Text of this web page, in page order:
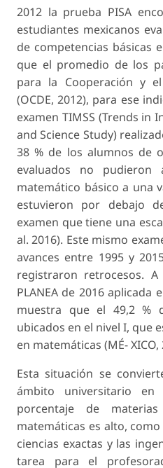
2012 la prueba PISA
estudiantes mexicanos
de competencias básicas
que el promedio de los
para la Cooperación y
(OCDE, 2012), para ese
examen TIMSS (Trends in
and Science Study)
38 % de los alumnos de
evaluados no pudieron
matemático básico a una
estuvieron por debajo
examen que tiene una
al. 2016). Este mismo
avances entre 1995 y
registraron retrocesos.
PLANEA de 2016
muestra que el 49,2 %
ubicados en el nivel I, que
en matemáticas (MÉ- XICO,
Esta situación se
ámbito universitario
porcentaje de
matemáticas es alto,
ciencias exactas y las
tarea para el